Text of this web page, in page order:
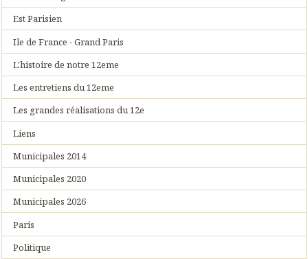
Est Parisien
Ile de France - Grand Paris
L'histoire de notre 12eme
Les entretiens du 12eme
Les grandes réalisations du 12e
Liens
Municipales 2014
Municipales 2020
Municipales 2026
Paris
Politique